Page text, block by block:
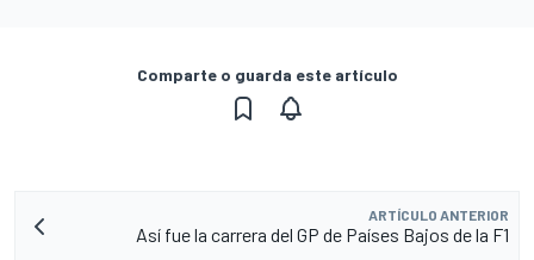
Comparte o guarda este artículo
ARTÍCULO ANTERIOR
Así fue la carrera del GP de Países Bajos de la F1